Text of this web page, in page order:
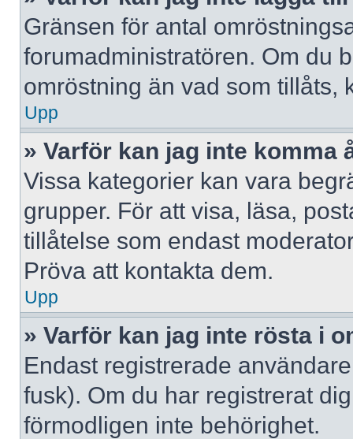
Gränsen för antal
forumadministratören. Om du
omröstning än vad som tillåts,
Upp
» Varför kan jag inte komma
Vissa kategorier kan vara
grupper. För att visa, läsa,
tillåtelse som endast
Pröva att kontakta dem.
Upp
» Varför kan jag inte rösta i
Endast registrerade
fusk). Om du har registrerat
förmodligen inte behörighet.